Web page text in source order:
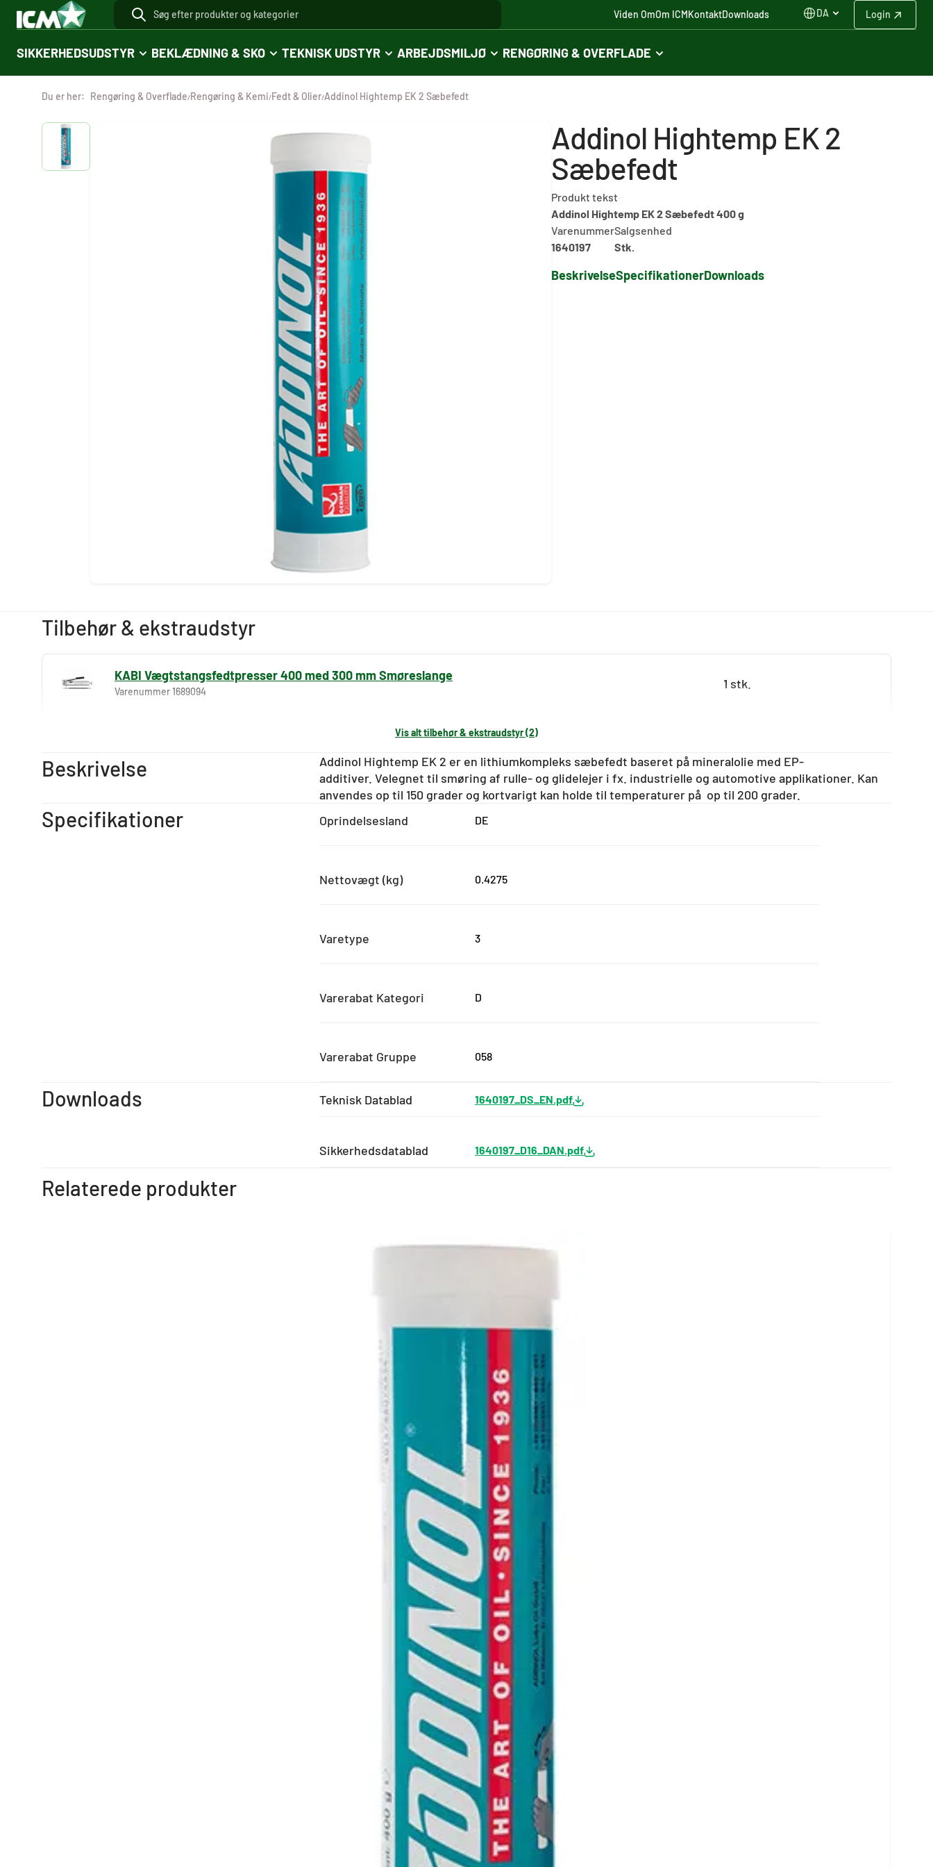
Viden OmOm ICMKontaktDownloads DA Login
SIKKERHEDSUDSTYR BEKLÆDNING & SKO TEKNISK UDSTYR ARBEJDSMILJØ RENGØRING & OVERFLADE
Du er her: Rengøring & Overflade/Rengøring & Kemi/Fedt & Olier/Addinol Hightemp EK 2 Sæbefedt
Addinol Hightemp EK 2
Sæbefedt
Produkt tekst
Addinol Hightemp EK 2 Sæbefedt 400 g
Varenummer
1640197
Salgsenhed
Stk.
BeskrivelseSpecifikationerDownloads
Tilbehør & ekstraudstyr
KABI Vægtstangsfedtpresser 400 med 300 mm Smøreslange
Varenummer 1689094
1 stk.
KABI Enhånds Fedtpresser 450 med 300 mm SmøreslangeVis alt tilbehør & ekstraudstyr (2)
Beskrivelse
Addinol Hightemp EK 2 er en lithiumkompleks sæbefedt baseret på mineralolie med EP-
additiver. Velegnet til smøring af rulle- og glidelejer i fx. industrielle og automotive applikationer. Kan
anvendes op til 150 grader og kortvarigt kan holde til temperaturer på op til 200 grader.
Specifikationer Oprindelsesland DE
Nettovægt (kg) 0.4275
Varetype 3
Varerabat Kategori D
Varerabat Gruppe 058
Downloads Teknisk Datablad 1640197_DS_EN.pdf
Sikkerhedsdatablad 1640197_D16_DAN.pdf
Relaterede produkter